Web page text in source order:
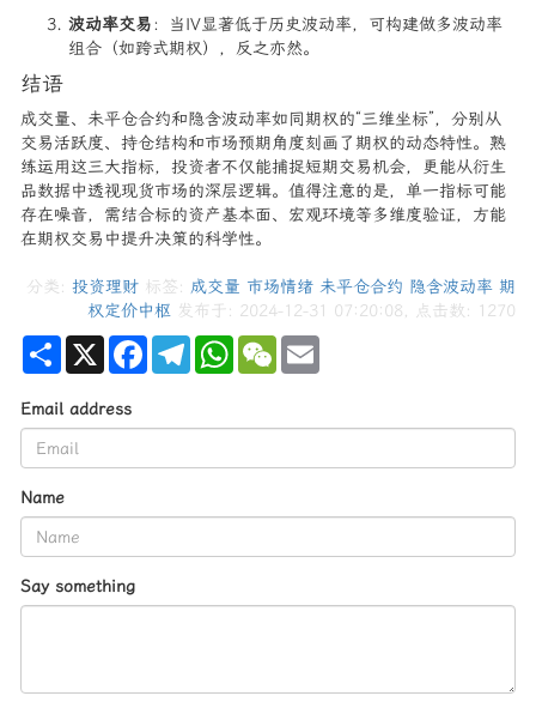
波动率交易：当IV显著低于历史波动率，可构建做多波动率
组合（如跨式期权），反之亦然。
结语
成交量、未平仓合约和隐含波动率如同期权的“三维坐标”，分别从
交易活跃度、持仓结构和市场预期角度刻画了期权的动态特性。熟
练运用这三大指标，投资者不仅能捕捉短期交易机会，更能从衍生
品数据中透视现货市场的深层逻辑。值得注意的是，单一指标可能
存在噪音，需结合标的资产基本面、宏观环境等多维度验证，方能
在期权交易中提升决策的科学性。
分类: 投资理财 标签: 成交量 市场情绪 未平仓合约 隐含波动率 期
权定价中枢 发布于: 2024-12-31 07:20:08, 点击数: 1270
Share X FacebookTelegramWhatsApp
WeChat
Email address
Name
Say something